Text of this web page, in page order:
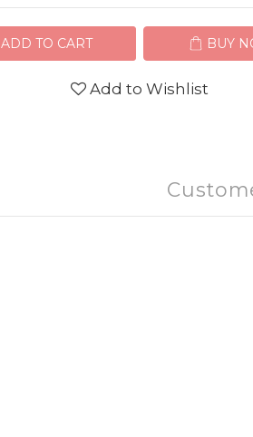
ADD TO CART BUY
Add to Wishlist